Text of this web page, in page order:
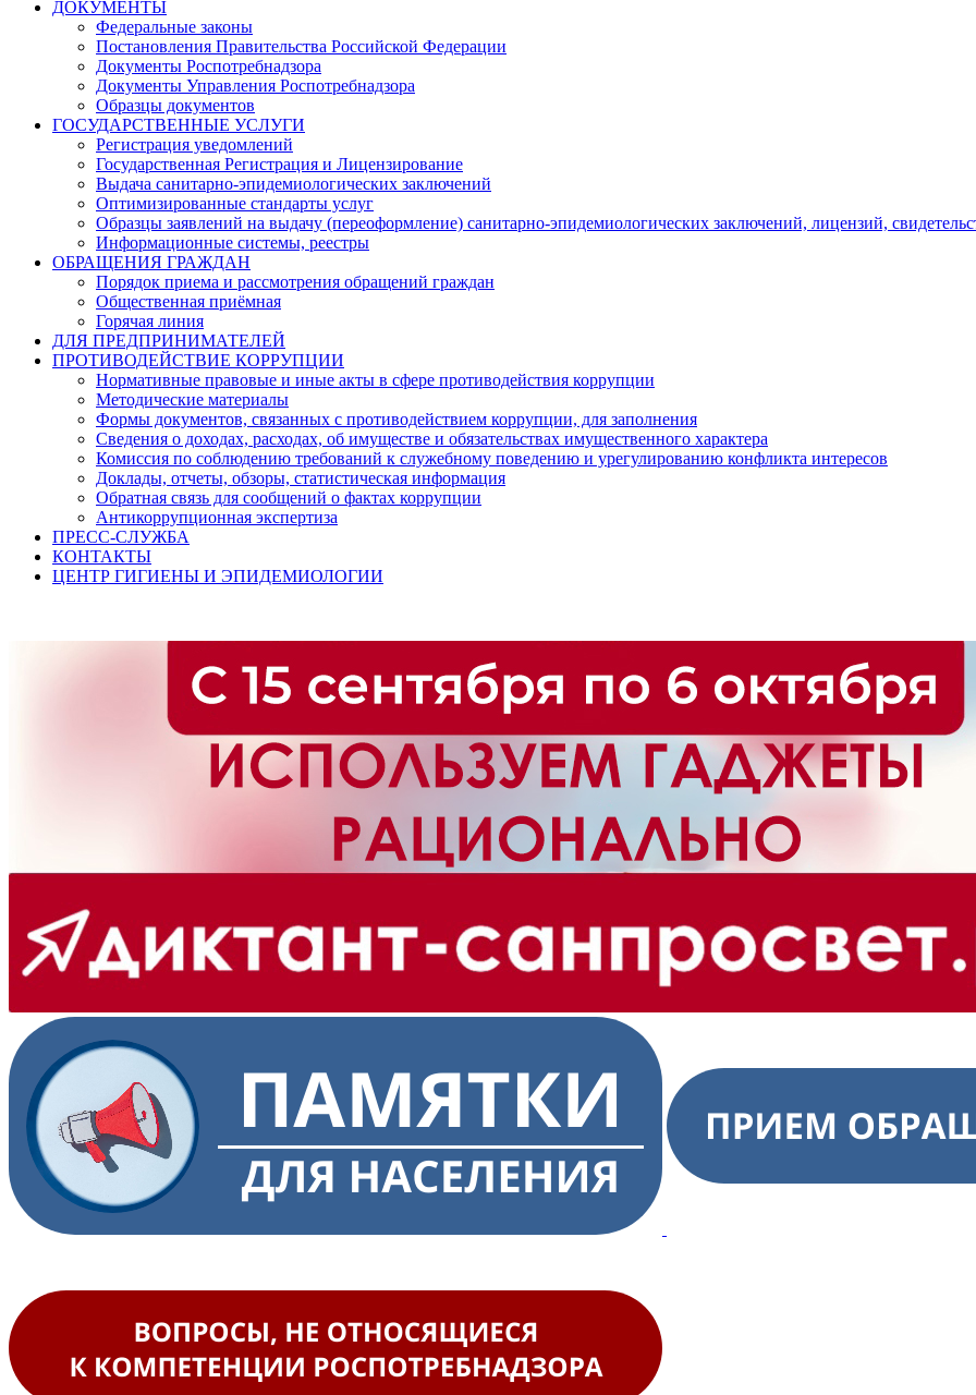
ДОКУМЕНТЫ
Федеральные законы
Постановления Правительства Российской Федерации
Документы Роспотребнадзора
Документы Управления Роспотребнадзора
Образцы документов
ГОСУДАРСТВЕННЫЕ УСЛУГИ
Регистрация уведомлений
Государственная Регистрация и Лицензирование
Выдача санитарно-эпидемиологических заключений
Оптимизированные стандарты услуг
Образцы заявлений на выдачу (переоформление) санитарно-эпидемиологических заключений, лицензий,
Информационные системы, реестры
ОБРАЩЕНИЯ ГРАЖДАН
Порядок приема и рассмотрения обращений граждан
Общественная приёмная
Горячая линия
ДЛЯ ПРЕДПРИНИМАТЕЛЕЙ
ПРОТИВОДЕЙСТВИЕ КОРРУПЦИИ
Нормативные правовые и иные акты в сфере противодействия коррупции
Методические материалы
Формы документов, связанных с противодействием коррупции, для заполнения
Сведения о доходах, расходах, об имуществе и обязательствах имущественного характера
Комиссия по соблюдению требований к служебному поведению и урегулированию конфликта интересов
Доклады, отчеты, обзоры, статистическая информация
Обратная связь для сообщений о фактах коррупции
Антикоррупционная экспертиза
ПРЕСС-СЛУЖБА
КОНТАКТЫ
ЦЕНТР ГИГИЕНЫ И ЭПИДЕМИОЛОГИИ